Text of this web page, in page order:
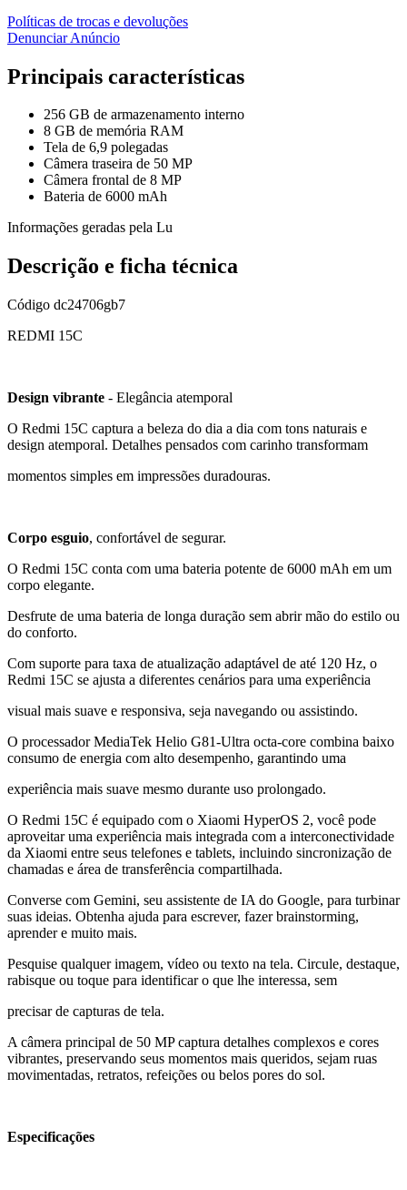
Políticas de trocas e devoluções
Denunciar Anúncio
Principais características
256 GB de armazenamento interno
8 GB de memória RAM
Tela de 6,9 polegadas
Câmera traseira de 50 MP
Câmera frontal de 8 MP
Bateria de 6000 mAh
Informações geradas pela Lu
Descrição e ficha técnica
Código dc24706gb7
REDMI 15C
Design vibrante - Elegância atemporal
O Redmi 15C captura a beleza do dia a dia com tons naturais e
design atemporal. Detalhes pensados ​​com carinho transformam
momentos simples em impressões duradouras.
Corpo esguio, confortável de segurar.
O Redmi 15C conta com uma bateria potente de 6000 mAh em um
corpo elegante.
Desfrute de uma bateria de longa duração sem abrir mão do estilo ou
do conforto.
Com suporte para taxa de atualização adaptável de até 120 Hz, o
Redmi 15C se ajusta a diferentes cenários para uma experiência
visual mais suave e responsiva, seja navegando ou assistindo.
O processador MediaTek Helio G81-Ultra octa-core combina baixo
consumo de energia com alto desempenho, garantindo uma
experiência mais suave mesmo durante uso prolongado.
O Redmi 15C é equipado com o Xiaomi HyperOS 2, você pode
aproveitar uma experiência mais integrada com a interconectividade
da Xiaomi entre seus telefones e tablets, incluindo sincronização de
chamadas e área de transferência compartilhada.
Converse com Gemini, seu assistente de IA do Google, para turbinar
suas ideias. Obtenha ajuda para escrever, fazer brainstorming,
aprender e muito mais.
Pesquise qualquer imagem, vídeo ou texto na tela. Circule, destaque,
rabisque ou toque para identificar o que lhe interessa, sem
precisar de capturas de tela.
A câmera principal de 50 MP captura detalhes complexos e cores
vibrantes, preservando seus momentos mais queridos, sejam ruas
movimentadas, retratos, refeições ou belos pores do sol.
Especificações